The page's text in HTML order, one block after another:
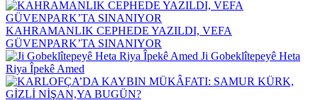
KAHRAMANLIK CEPHEDE YAZILDI, VEFA
GÜVENPARK’TA SINANIYOR
Ji Gobeklîtepeyê Heta
Riya Îpekê Amed